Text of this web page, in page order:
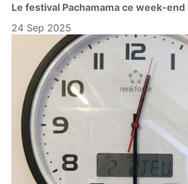
a
y
Le festival Pachamama ce week-end
24 Sep 2025